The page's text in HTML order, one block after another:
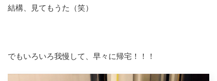
結構、見てもうた（笑）
でもいろいろ我慢して、早々に帰宅！！！